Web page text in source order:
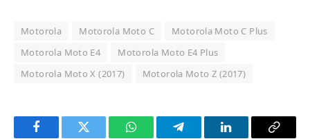
Motorola Motorola Moto C
Motorola Moto C Plus
Motorola Moto E4
Motorola Moto E4 Plus
Motorola Moto X (2017)
Motorola Moto Z (2017)